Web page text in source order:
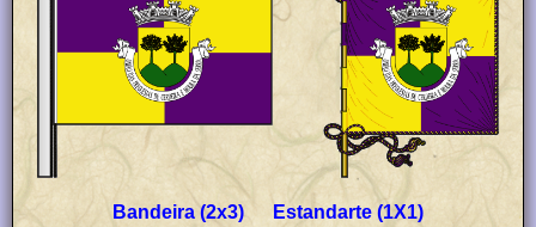
Bandeira (2x3) Estandarte (1X1)